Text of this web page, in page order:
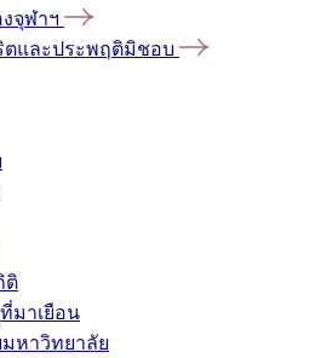
จุฬาฯ
ตและประพฤติมิชอบ
ติ
มาเยือน
หาวิทยาลัย